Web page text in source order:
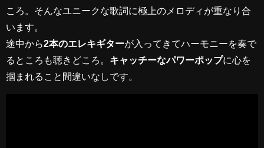
ころ。そんなユニークな歌詞に極上のメロディが重なり合
います。
途中から2本のエレキギターが入ってきてハーモニーを奏で
るところも聴きどころ。 キャッチーなパワーポップに心を
掴まれること間違いなしです。